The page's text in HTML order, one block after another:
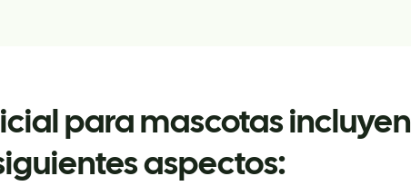
para mascotas incluyen
aspectos: